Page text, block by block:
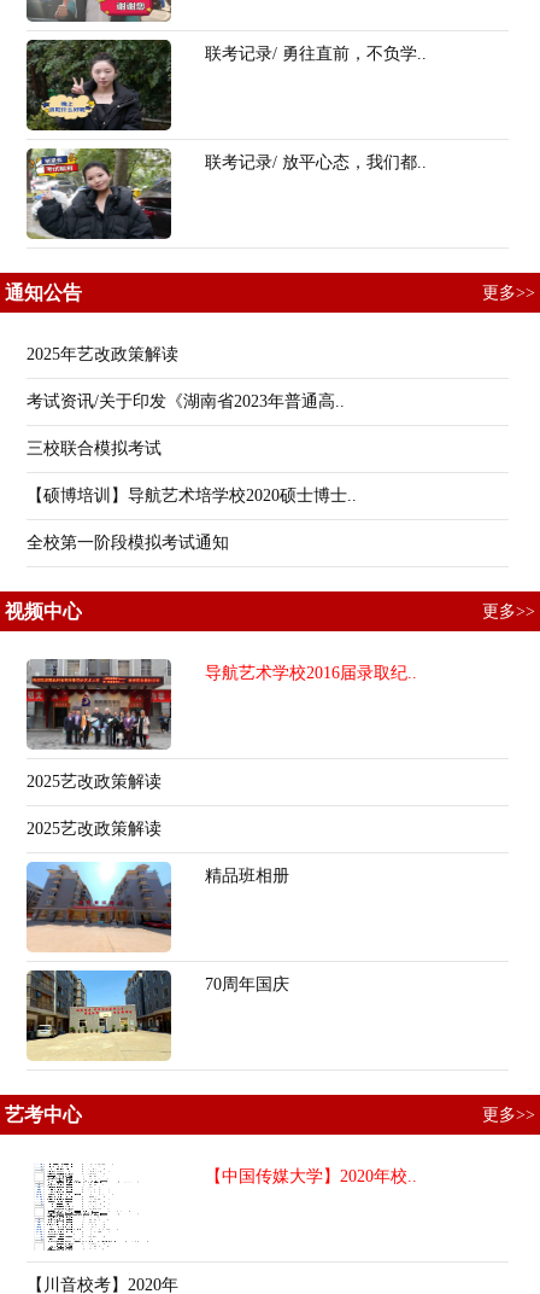
联考记录/ 勇往直前，不负学..
联考记录/ 放平心态，我们都..
通知公告 更多>>
2025年艺改政策解读
考试资讯/关于印发《湖南省2023年普通高..
三校联合模拟考试
【硕博培训】导航艺术培学校2020硕士博士..
全校第一阶段模拟考试通知
视频中心 更多>>
导航艺术学校2016届录取纪..
2025艺改政策解读
2025艺改政策解读
精品班相册
70周年国庆
艺考中心 更多>>
【中国传媒大学】2020年校..
【川音校考】2020年